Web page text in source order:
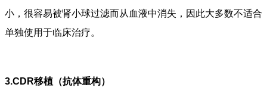
小，很容易被肾小球过滤而从血液中消失，因此大多数不适合
单独使用于临床治疗。
3.CDR移植（抗体重构）